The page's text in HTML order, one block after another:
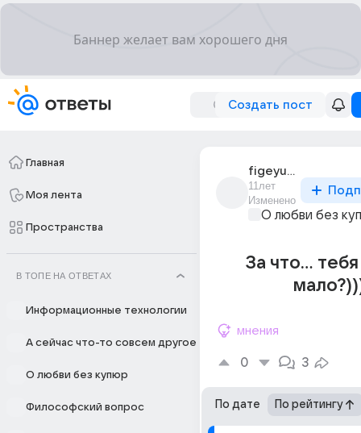
Создать пост
Главная
Моя лента
Пространства
В ТОПЕ НА ОТВЕТАХ
Информационные технологии
А сейчас что-то совсем другое
О любви без купюр
Философский вопрос
figeyu_stebya_alya
11лет
Изменено
О любви без
За что...
мнения
0 3
По дате По рейтингу